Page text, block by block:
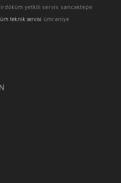
yetkili servis sancaktepe
teknik servisi ümraniye